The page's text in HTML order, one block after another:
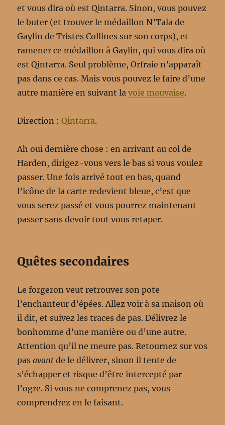
et vous dira où est Qintarra. Sinon, vous pouvez
le buter (et trouver le médaillon N’Tala de
Gaylin de Tristes Collines sur son corps), et
ramener ce médaillon à Gaylin, qui vous dira où
est Qintarra. Seul problème, Orfraie n’apparaît
pas dans ce cas. Mais vous pouvez le faire d’une
autre manière en suivant lavoie mauvaise.
Direction :Qintarra.
Ah oui dernière chose : en arrivant au col de
Harden, dirigez-vous vers le bas si vous voulez
passer. Une fois arrivé tout en bas, quand
l’icône de la carte redevient bleue, c’est que
vous serez passé et vous pourrez maintenant
passer sans devoir tout vous retaper.
Quêtes secondaires
Le forgeron veut retrouver son pote
l’enchanteur d’épées. Allez voir à sa maison où
il dit, et suivez les traces de pas. Délivrez le
bonhomme d’une manière ou d’une autre.
Attention qu’il ne meure pas. Retournez sur vos
pasavant de le délivrer, sinon il tente de
s’échapper et risque d’être intercepté par
l’ogre. Si vous ne comprenez pas, vous
comprendrez en le faisant.